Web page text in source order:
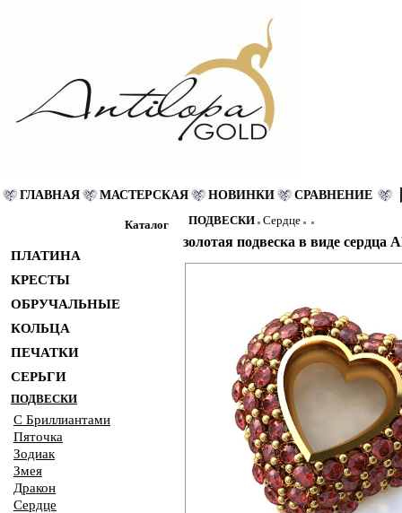
ГЛАВНАЯ МАСТЕРСКАЯ НОВИНКИ СРАВНЕНИЕ
Каталог
ПЛАТИНА
КРЕСТЫ
ОБРУЧАЛЬНЫЕ
КОЛЬЦА
ПЕЧАТКИ
СЕРЬГИ
ПОДВЕСКИ
С Бриллиантами
Пяточка
Зодиак
Змея
Дракон
Сердце
ПОДВЕСКИ Сердце
золотая подвеска в виде сердца